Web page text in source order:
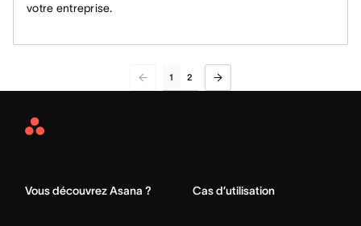
votre entreprise.
1 2
Asana
Vous découvrez Asana ? Cas d’utilisation